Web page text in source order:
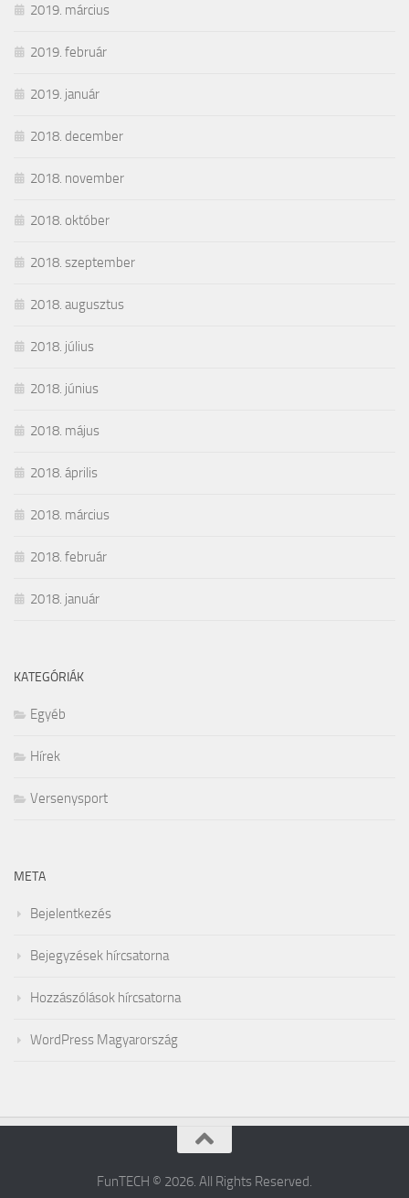
2019. március
2019. február
2019. január
2018. december
2018. november
2018. október
2018. szeptember
2018. augusztus
2018. július
2018. június
2018. május
2018. április
2018. március
2018. február
2018. január
KATEGÓRIÁK
Egyéb
Hírek
Versenysport
META
Bejelentkezés
Bejegyzések hírcsatorna
Hozzászólások hírcsatorna
WordPress Magyarország
FunTECH © 2026. All Rights Reserved.